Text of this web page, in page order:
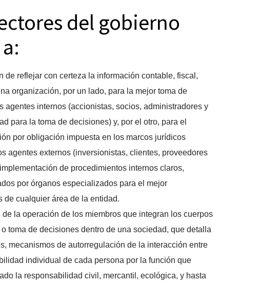
del gobierno
de reflejar con certeza la información contable, fiscal,
organización, por un lado, para la mejor toma de
agentes internos (accionistas, socios, administradores y
para la toma de decisiones) y, por el otro, para el
por obligación impuesta en los marcos jurídicos
agentes externos (inversionistas, clientes, proveedores
de procedimientos internos claros,
por órganos especializados para el mejor
de cualquier área de la entidad.
de la operación de los miembros que integran los cuerpos
toma de decisiones dentro de una sociedad, que detalla
mecanismos de autorregulación de la interacción entre
individual de cada persona por la función que
la responsabilidad civil, mercantil, ecológica, y hasta